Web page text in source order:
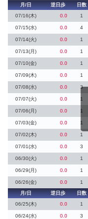
月/日
逆日歩 日数
07/16(木)
0.0 1
07/15(水) 0.0 4
07/14(火) 0.0 1
07/13(月) 0.0 1
07/10(金) 0.0 1
07/09(木) 0.0 1
07/08(水) 0.0 3
07/07(火) 0.0 1
07/06(月) 0.0 1
07/03(金) 0.0 1
07/02(木) 0.0 1
07/01(水) 0.0 3
06/30(火) 0.0 1
06/29(月) 0.0 1
06/26(金) 0.0 1
月/日
逆日歩 日数
06/25(木)
0.0 1
06/24(水) 0.0 3